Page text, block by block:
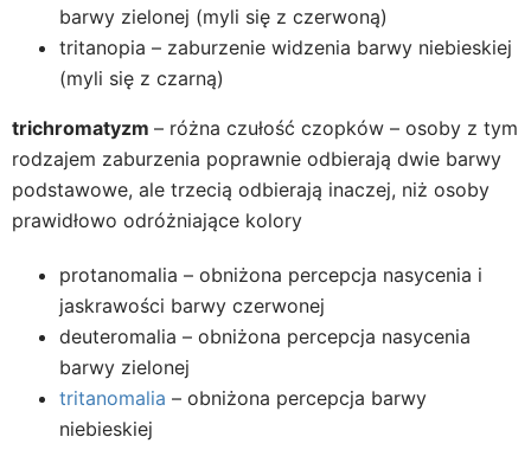
barwy zielonej (myli się z czerwoną)
tritanopia – zaburzenie widzenia barwy niebieskiej
(myli się z czarną)
trichromatyzm – różna czułość czopków – osoby z tym
rodzajem zaburzenia poprawnie odbierają dwie barwy
podstawowe, ale trzecią odbierają inaczej, niż osoby
prawidłowo odróżniające kolory
protanomalia – obniżona percepcja nasycenia i
jaskrawości barwy czerwonej
deuteromalia – obniżona percepcja nasycenia
barwy zielonej
tritanomalia – obniżona percepcja barwy
niebieskiej